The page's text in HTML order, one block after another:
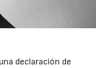
declaración de